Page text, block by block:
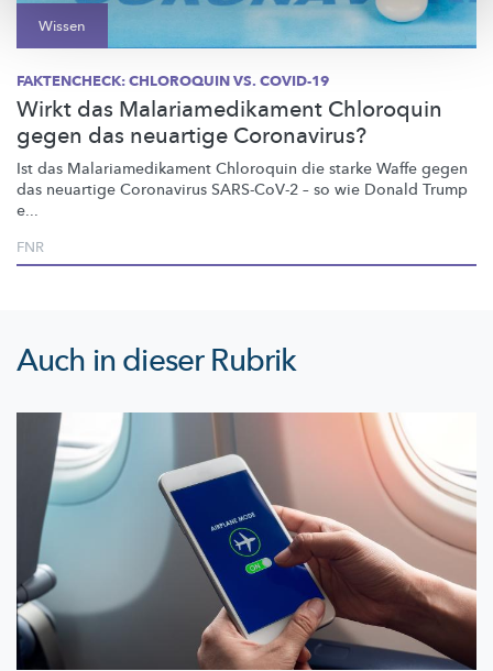
Wissen
FAKTENCHECK: CHLOROQUIN VS. COVID-19
Wirkt das Malariamedikament Chloroquin
gegen das neuartige Coronavirus?
Ist das Malariamedikament Chloroquin die starke Waffe gegen
das neuartige Coronavirus SARS-CoV-2 – so wie Donald Trump
e...
FNR
Auch in dieser Rubrik